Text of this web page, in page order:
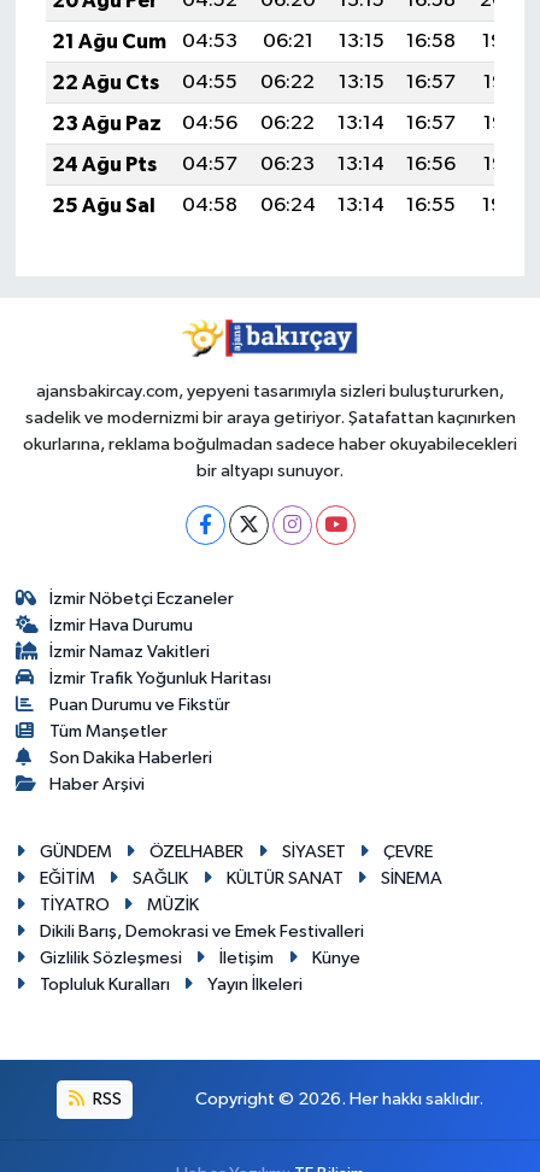
21 Ağu Cum
04:53 06:21 13:15 16:58
19:59
22 Ağu Cts
04:55 06:22 13:15 16:57
19:58
23 Ağu Paz
04:56 06:22 13:14 16:57
19:56
24 Ağu Pts
04:57 06:23 13:14 16:56
19:55
25 Ağu Sal
04:58 06:24 13:14 16:55 19:54
ajansbakircay.com, yepyeni tasarımıyla sizleri buluştururken,
sadelik ve modernizmi bir araya getiriyor. Şatafattan kaçınırken
okurlarına, reklama boğulmadan sadece haber okuyabilecekleri
bir altyapı sunuyor.
İzmir Nöbetçi Eczaneler
İzmir Hava Durumu
İzmir Namaz Vakitleri
İzmir Trafik Yoğunluk Haritası
Puan Durumu ve Fikstür
Tüm Manşetler
Son Dakika Haberleri
Haber Arşivi
GÜNDEM ÖZELHABER SİYASET
ÇEVRE
EĞİTİM
SAĞLIK KÜLTÜR SANAT
SİNEMA
TİYATRO
MÜZİK
Dikili Barış, Demokrasi ve Emek Festivalleri
Gizlilik Sözleşmesi
İletişim
Künye
Topluluk Kuralları
Yayın İlkeleri
RSS Copyright © 2026. Her hakkı saklıdır.